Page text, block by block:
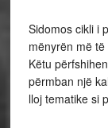
Sidomos cikli i
mënyrën më
Këtu
përmban një
lloj tematike si